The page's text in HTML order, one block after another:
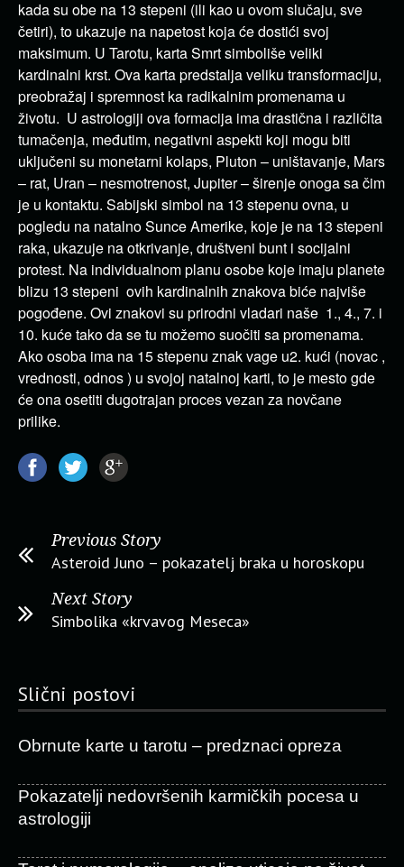
kada su obe na 13 stepeni (ili kao u ovom slučaju, sve
četiri), to ukazuje na napetost koja će dostići svoj
maksimum. U Tarotu, karta Smrt simboliše veliki
kardinalni krst. Ova karta predstalja veliku transformaciju,
preobražaj i spremnost ka radikalnim promenama u
životu. U astrologiji ova formacija ima drastična i različita
tumačenja, međutim, negativni aspekti koji mogu biti
uključeni su monetarni kolaps, Pluton – uništavanje, Mars
– rat, Uran – nesmotrenost, Jupiter – širenje onoga sa čim
je u kontaktu. Sabijski simbol na 13 stepenu ovna, u
pogledu na natalno Sunce Amerike, koje je na 13 stepeni
raka, ukazuje na otkrivanje, društveni bunt i socijalni
protest. Na individualnom planu osobe koje imaju planete
blizu 13 stepeni ovih kardinalnih znakova biće najviše
pogođene. Ovi znakovi su prirodni vladari naše 1., 4., 7. i
10. kuće tako da se tu možemo suočiti sa promenama.
Ako osoba ima na 15 stepenu znak vage u2. kući (novac ,
vrednosti, odnos ) u svojoj natalnoj karti, to je mesto gde
će ona osetiti dugotrajan proces vezan za novčane
prilike.
Previous Story
Asteroid Juno – pokazatelj braka u horoskopu
Next Story
Simbolika «krvavog Meseca»
Slični postovi
Obrnute karte u tarotu – predznaci opreza
Pokazatelji nedovršenih karmičkih pocesa u
astrologiji